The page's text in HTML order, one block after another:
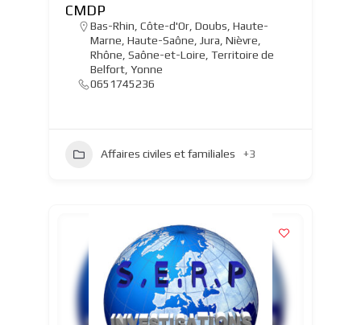
CMDP
Bas-Rhin Côte-d'Or, Doubs Haute-
Marne Haute-Saône Jura Nièvre
Rhône Saône-et-Loire Territoire de
Belfort, Yonne
0651745236
Affaires civiles et familiales +3